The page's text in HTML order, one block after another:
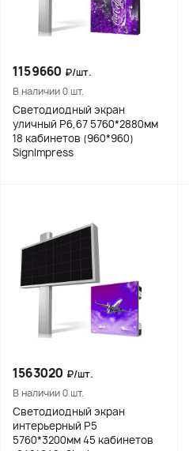
1159660 ₽/шт.
В наличии 0 шт.
Светодиодный экран
уличный Р6,67 5760*2880мм
18 кабинетов (960*960)
SignImpress
1563020 ₽/шт.
В наличии 0 шт.
Светодиодный экран
интерьерный Р5
5760*3200мм 45 кабинетов